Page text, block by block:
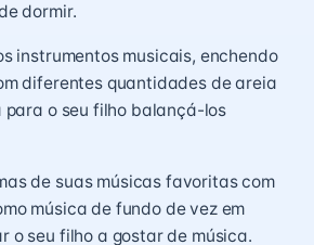
dormir.
instrumentos musicais, enchendo
diferentes quantidades de areia
para o seu filho balançá-los
de suas músicas favoritas com
música de fundo de vez em
o seu filho a gostar de música.